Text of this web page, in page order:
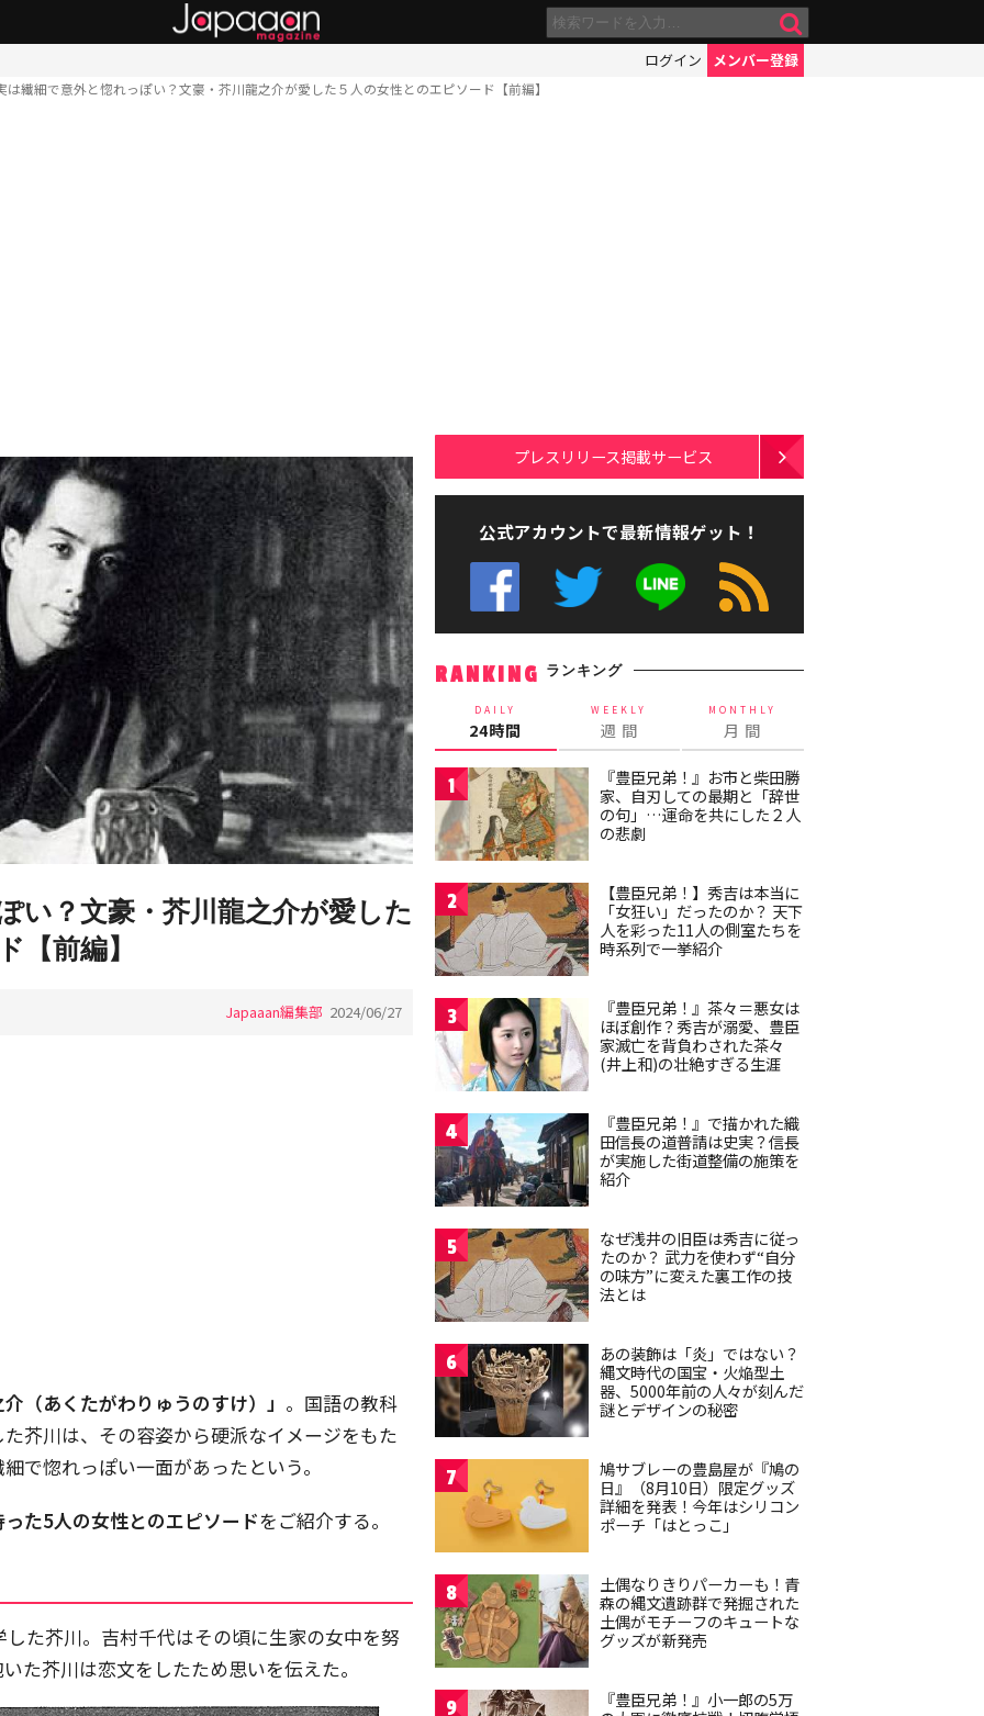
ログイン メンバー登録
は繊細で意外と惚れっぽい？文豪・芥川龍之介が愛した５人の女性とのエピソード【前編】
い？文豪・芥川龍之介が愛した
【前編】
Japaaan編集部 2024/06/27
介（あくたがわりゅうのすけ）」 。国語の教科
芥川は、その容姿から硬派なイメージをもた
で惚れっぽい一面があったという。
た5人の女性とのエピソードをご紹介する。
た芥川。吉村千代はその頃に生家の女中を努
た芥川は恋文をしたため思いを伝えた。
プレスリリース掲載サービス
公式アカウントで最新情報ゲット！
RANKING ランキング
DAILY
24時間
WEEKLY
週 間
MONTHLY
月 間
1
『豊臣兄弟！』お市と柴田勝
家、自刃しての最期と「辞世
の句」…運命を共にした２人
の悲劇
2
【豊臣兄弟！】秀吉は本当に
「女狂い」だったのか？ 天下
人を彩った11人の側室たちを
時系列で一挙紹介
3
『豊臣兄弟！』茶々＝悪女は
ほぼ創作？秀吉が溺愛、豊臣
家滅亡を背負わされた茶々
(井上和)の壮絶すぎる生涯
4
『豊臣兄弟！』で描かれた織
田信長の道普請は史実？信長
が実施した街道整備の施策を
紹介
5
なぜ浅井の旧臣は秀吉に従っ
たのか？ 武力を使わず“自分
の味方”に変えた裏工作の技
法とは
6
あの装飾は「炎」ではない？
縄文時代の国宝・火焔型土
器、5000年前の人々が刻んだ
謎とデザインの秘密
7
鳩サブレーの豊島屋が『鳩の
日』（8月10日）限定グッズ
詳細を発表！今年はシリコン
ポーチ「はとっこ」
8
土偶なりきりパーカーも！青
森の縄文遺跡群で発掘された
土偶がモチーフのキュートな
グッズが新発売
9
『豊臣兄弟！』小一郎の5万